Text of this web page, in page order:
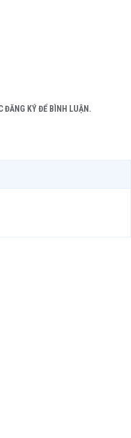
ĐĂNG KÝ ĐỂ BÌNH LUẬN.